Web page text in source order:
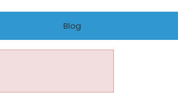
Blog